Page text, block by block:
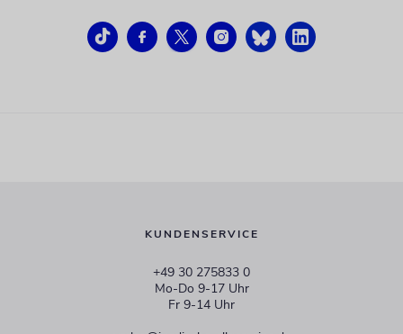
KUNDENSERVICE
+49 30 275833 0
Mo-Do 9-17 Uhr
Fr 9-14 Uhr